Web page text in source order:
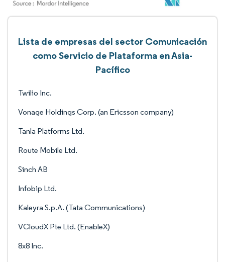
Lista de empresas del sector Comunicación
como Servicio de Plataforma en Asia-
Pacífico
Twilio Inc.
Vonage Holdings Corp. (an Ericsson company)
Tanla Platforms Ltd.
Route Mobile Ltd.
Sinch AB
Infobip Ltd.
Kaleyra S.p.A. (Tata Communications)
VCloudX Pte Ltd. (EnableX)
8x8 Inc.